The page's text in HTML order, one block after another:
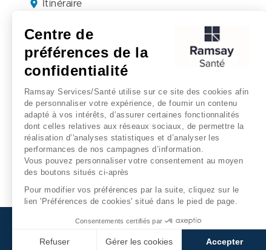
Itinéraire
Recherches associées
Medecine generale - Clinique d'argonay Pringy
Centre de
préférences de la
confidentialité
Ramsay Services/Santé utilise sur ce site des cookies afin
de personnaliser votre expérience, de fournir un contenu
adapté à vos intérêts, d’assurer certaines fonctionnalités
dont celles relatives aux réseaux sociaux, de permettre la
réalisation d’'analyses statistiques et d’analyser les
performances de nos campagnes d’information.
Vous pouvez personnaliser votre consentement au moyen
des boutons situés ci-après
Pour modifier vos préférences par la suite, cliquez sur le
lien 'Préférences de cookies' situé dans le pied de page.
Consentements certifiés par
Refuser Gérer les cookies Accepter